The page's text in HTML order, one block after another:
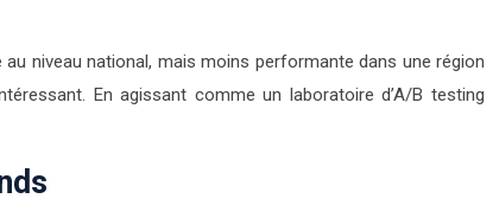
niveau national, mais moins performante dans une région
En agissant comme un laboratoire d’A/B testing